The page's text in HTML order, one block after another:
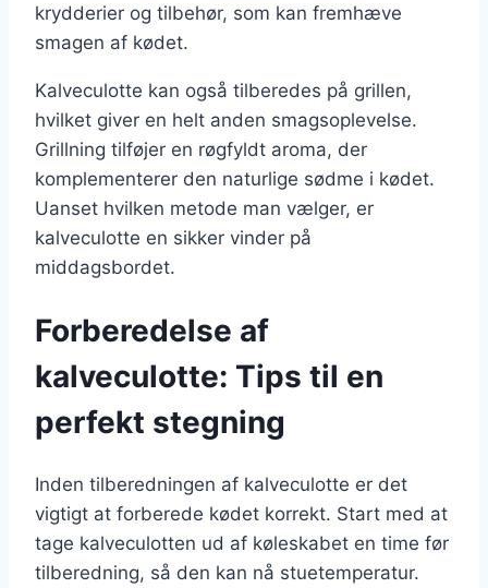
krydderier og tilbehør, som kan fremhæve
smagen af kødet.
Kalveculotte kan også tilberedes på grillen,
hvilket giver en helt anden smagsoplevelse.
Grillning tilføjer en røgfyldt aroma, der
komplementerer den naturlige sødme i kødet.
Uanset hvilken metode man vælger, er
kalveculotte en sikker vinder på
middagsbordet.
Forberedelse af
kalveculotte: Tips til en
perfekt stegning
Inden tilberedningen af kalveculotte er det
vigtigt at forberede kødet korrekt. Start med at
tage kalveculotten ud af køleskabet en time før
tilberedning, så den kan nå stuetemperatur.